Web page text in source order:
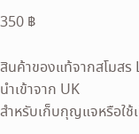
350 ฿
สินค้าของแท้จากสโมส
นำเข้าจาก UK
สำหรับเก็บกุญแจหรือใ